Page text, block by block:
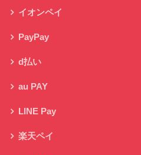
イオンペイ
PayPay
d払い
au PAY
LINE Pay
楽天ペイ